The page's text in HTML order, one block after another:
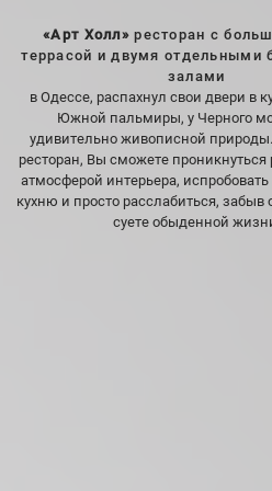
«Арт Холл»ресторан с
террасой и двумя отдельными
залами
в Одессе, распахнул свои двери в
Южной пальмиры, у Черного
удивительно живописной
ресторан, Вы сможете проникнуться
атмосферой интерьера,
кухню и просто расслабиться, забыв
суете обыденной